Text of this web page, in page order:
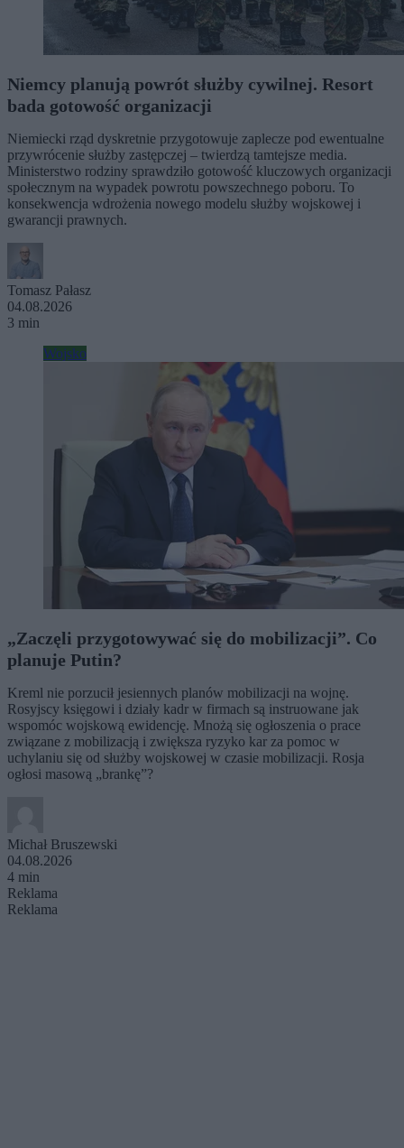
Niemcy planują powrót służby cywilnej. Resort
bada gotowość organizacji
Niemiecki rząd dyskretnie przygotowuje zaplecze pod ewentualne
przywrócenie służby zastępczej – twierdzą tamtejsze media.
Ministerstwo rodziny sprawdziło gotowość kluczowych organizacji
społecznym na wypadek powrotu powszechnego poboru. To
konsekwencja wdrożenia nowego modelu służby wojskowej i
gwarancji prawnych.
Tomasz Pałasz
04.08.2026
3 min
Wojsko
„Zaczęli przygotowywać się do mobilizacji”. Co
planuje Putin?
Kreml nie porzucił jesiennych planów mobilizacji na wojnę.
Rosyjscy księgowi i działy kadr w firmach są instruowane jak
wspomóc wojskową ewidencję. Mnożą się ogłoszenia o prace
związane z mobilizacją i zwiększa ryzyko kar za pomoc w
uchylaniu się od służby wojskowej w czasie mobilizacji. Rosja
ogłosi masową „brankę”?
Michał Bruszewski
04.08.2026
4 min
Reklama
Reklama